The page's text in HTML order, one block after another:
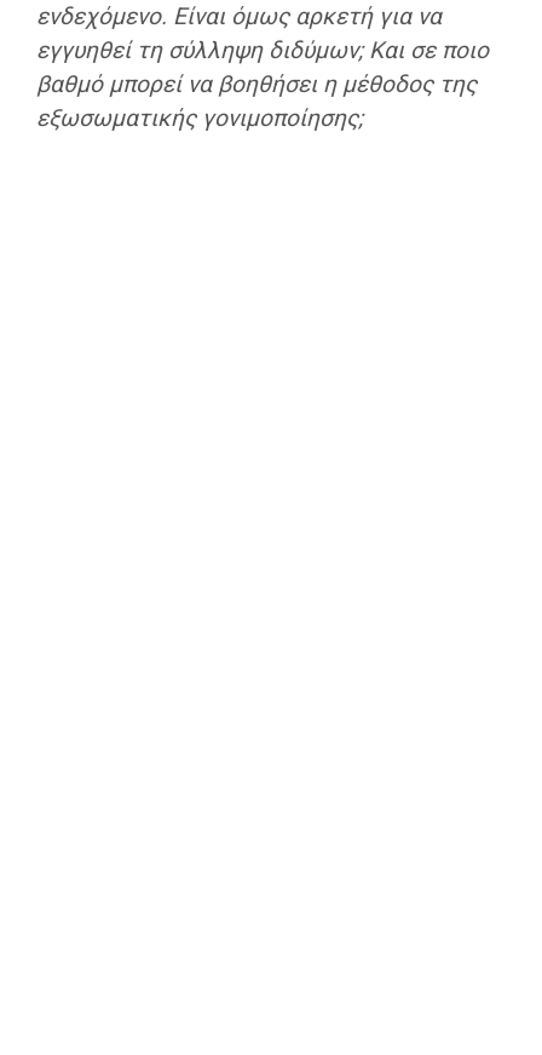
ενδεχόμενο. Είναι όμως αρκετή για να
εγγυηθεί τη σύλληψη διδύμων; Kαι σε ποιο
βαθμό μπορεί να βοηθήσει η μέθοδος της
εξωσωματικής γονιμοποίησης;